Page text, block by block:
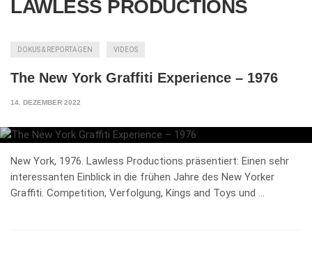
LAWLESS PRODUCTIONS
DOKUS & REPORTAGEN VIDEOS
The New York Graffiti Experience – 1976
14. DEZEMBER 2022
New York, 1976. Lawless Productions präsentiert: Einen sehr
interessanten Einblick in die frühen Jahre des New Yorker
Graffiti. Competition, Verfolgung, Kings and Toys und …